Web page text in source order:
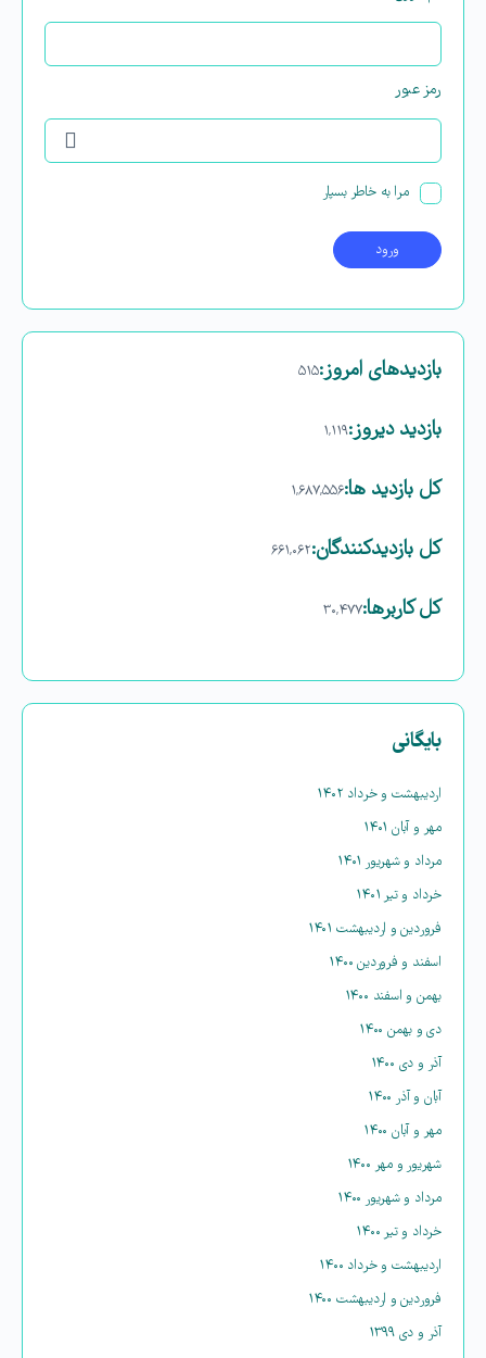
رمز عبور
مرا به خاطر بسپار
بازدیدهای امروز:۵۱۵
بازدید دیروز:۱,۱۱۹
کل بازدید ها:۱,۶۸۷,۵۵۶
کل بازدیدکنند‌گان:۶۶۱,۰۶۲
کل کاربرها:۳۰,۴۷۷
بایگانی
اردیبهشت و خرداد ۱۴۰۲
مهر و آبان ۱۴۰۱
مرداد و شهریور ۱۴۰۱
خرداد و تیر ۱۴۰۱
فروردین و اردیبهشت ۱۴۰۱
اسفند و فروردین ۱۴۰۰
بهمن و اسفند ۱۴۰۰
دی و بهمن ۱۴۰۰
آذر و دی ۱۴۰۰
آبان و آذر ۱۴۰۰
مهر و آبان ۱۴۰۰
شهریور و مهر ۱۴۰۰
مرداد و شهریور ۱۴۰۰
خرداد و تیر ۱۴۰۰
اردیبهشت و خرداد ۱۴۰۰
فروردین و اردیبهشت ۱۴۰۰
آذر و دی ۱۳۹۹